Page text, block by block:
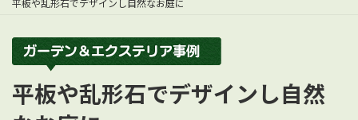
平板や乱形石でデザインし自然なお庭に
平板や乱形石でデザインし自然